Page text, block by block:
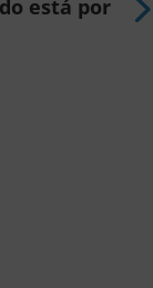
está por